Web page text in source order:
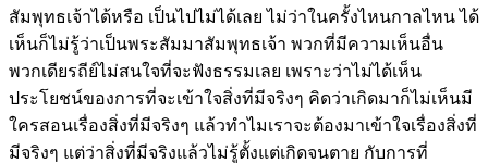
สัมพุทธเจ้าได้หรือ เป็นไปไม่ได้เลย ไม่ว่าในครั้งไหนกาลไหน ได้
เห็นก็ไม่รู้ว่าเป็นพระสัมมาสัมพุทธเจ้า พวกที่มีความเห็นอื่น
พวกเดียรถีย์ไม่สนใจที่จะฟังธรรมเลย เพราะว่าไม่ได้เห็น
ประโยชน์ของการที่จะเข้าใจสิ่งที่มีจริงๆ คิดว่าเกิดมาก็ไม่เห็นมี
ใครสอนเรื่องสิ่งที่มีจริงๆ แล้วทำไมเราจะต้องมาเข้าใจเรื่องสิ่งที่
มีจริงๆ แต่ว่าสิ่งที่มีจริงแล้วไม่รู้ตั้งแต่เกิดจนตาย กับการที่